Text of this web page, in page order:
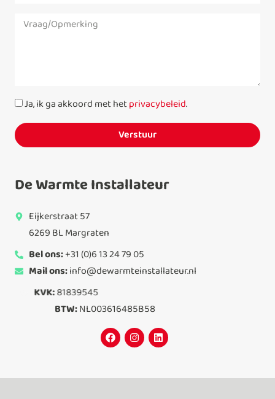
Ja, ik ga akkoord met hetprivacybeleid.
Verstuur
De Warmte Installateur
Eijkerstraat 57
6269 BL Margraten
Bel ons:+31 (0)6 13 24 79 05
Mail ons:info@dewarmteinstallateur.nl
KVK:81839545
NL003616485B58